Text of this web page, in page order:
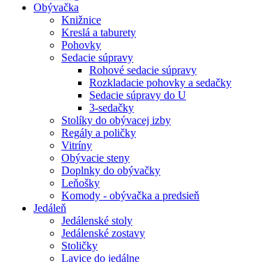
Obývačka
Knižnice
Kreslá a taburety
Pohovky
Sedacie súpravy
Rohové sedacie súpravy
Rozkladacie pohovky a sedačky
Sedacie súpravy do U
3-sedačky
Stolíky do obývacej izby
Regály a poličky
Vitríny
Obývacie steny
Doplnky do obývačky
Leňošky
Komody - obývačka a predsieň
Jedáleň
Jedálenské stoly
Jedálenské zostavy
Stoličky
Lavice do jedálne